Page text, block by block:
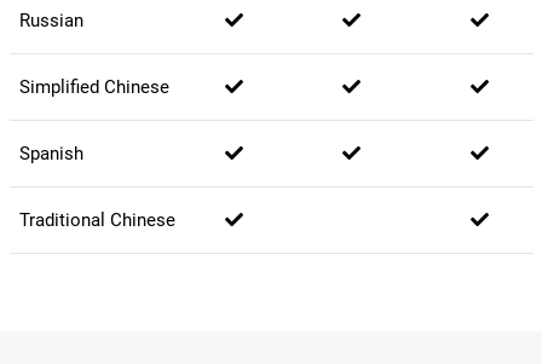
Russian
Simplified Chinese
Spanish
Traditional Chinese